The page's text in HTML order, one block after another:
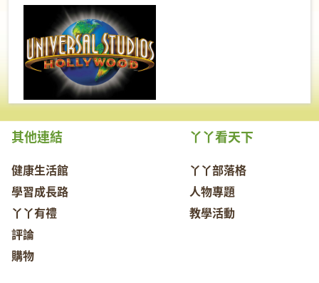
其他連結
健康生活館
學習成長路
丫丫有禮
評論
購物
丫丫看天下
丫丫部落格
人物專題
教學活動